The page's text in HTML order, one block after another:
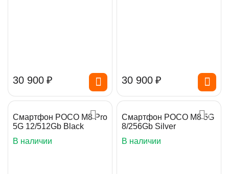
30 900 ₽ 30 900 ₽
Смартфон POCO M8 Pro
5G 12/512Gb Black
В наличии
Смартфон POCO M8 5G
8/256Gb Silver
В наличии